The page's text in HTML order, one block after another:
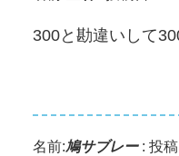
300と勘違いして
名前:鳩サブレー: 投